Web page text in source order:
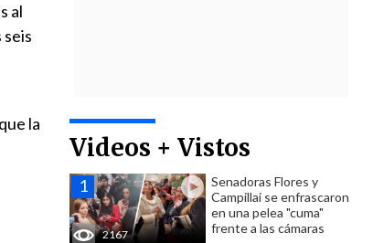
Videos + Vistos
2167
Senadoras Flores y
Campillai se enfrascaron
en una pelea "cuma"
frente a las cámaras
al
la